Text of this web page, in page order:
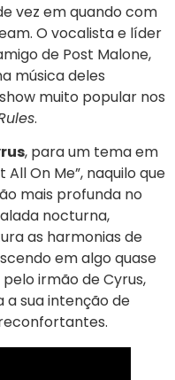
vez em quando com
O vocalista e líder
de Post Malone,
música deles
muito popular nos
.
, para um tema em
On Me”, naquilo que
mais profunda no
nocturna,
as harmonias de
em algo quase
irmão de Cyrus,
a sua intenção de